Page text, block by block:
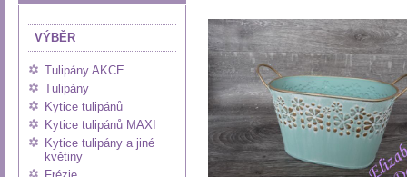
VÝBĚR
Tulipány AKCE
Tulipány
Kytice tulipánů
Kytice tulipánů MAXI
Kytice tulipány a jiné
květiny